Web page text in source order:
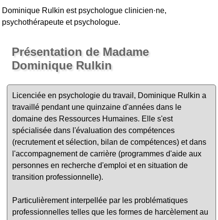
Dominique Rulkin est psychologue clinicien·ne,
psychothérapeute et psychologue.
Présentation de Madame
Dominique Rulkin
Licenciée en psychologie du travail, Dominique Rulkin a
travaillé pendant une quinzaine d'années dans le
domaine des Ressources Humaines. Elle s'est
spécialisée dans l'évaluation des compétences
(recrutement et sélection, bilan de compétences) et dans
l'accompagnement de carrière (programmes d'aide aux
personnes en recherche d'emploi et en situation de
transition professionnelle).
Particulièrement interpellée par les problématiques
professionnelles telles que les formes de harcèlement au